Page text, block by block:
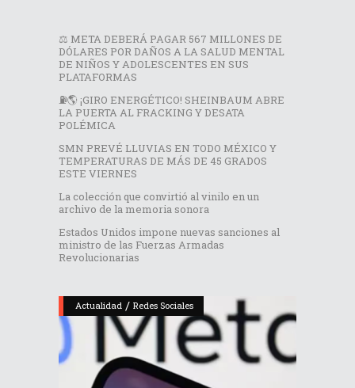
⚖️ META DEBERÁ PAGAR 567 MILLONES DE
DÓLARES POR DAÑOS A LA SALUD MENTAL
DE NIÑOS Y ADOLESCENTES EN SUS
PLATAFORMAS
⛽🌎 ¡GIRO ENERGÉTICO! SHEINBAUM ABRE
LA PUERTA AL FRACKING Y DESATA
POLÉMICA
SMN PREVÉ LLUVIAS EN TODO MÉXICO Y
TEMPERATURAS DE MÁS DE 45 GRADOS
ESTE VIERNES
La colección que convirtió al vinilo en un
archivo de la memoria sonora
Estados Unidos impone nuevas sanciones al
ministro de las Fuerzas Armadas
Revolucionarias
Actualidad / Redes Sociales